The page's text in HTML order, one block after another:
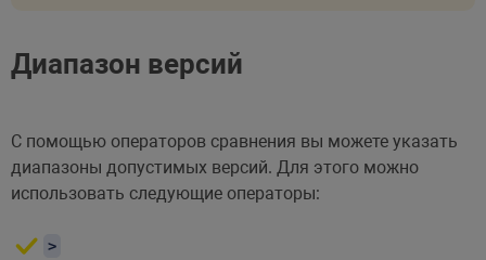
Диапазон версий
С помощью операторов сравнения вы можете указать
диапазоны допустимых версий. Для этого можно
использовать следующие операторы:
>